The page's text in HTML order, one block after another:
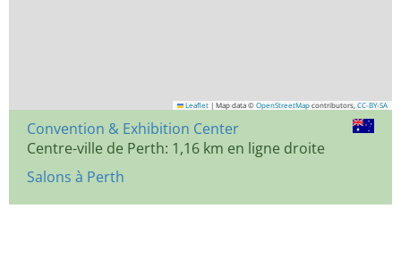
Leaflet | Map data © OpenStreetMap contributors, CC-BY-SA
Convention & Exhibition Center
Centre-ville de Perth: 1,16 km en ligne droite
Salons à Perth